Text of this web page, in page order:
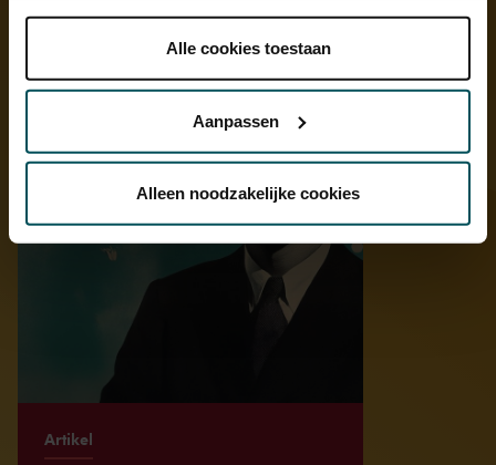
onder 'aanpassen' zelf welke cookies wij mogen
Lees onze cookieverklaring hier. Lees onze
Via decookieverklaringop onze website kunt u uw
We werken samen met 32 derden
die uw gegevens
kunnen ontvangen en verwerken.
Alle cookies toestaan
Aanpassen
Alleen noodzakelijke cookies
Ontdek meer
Artikel